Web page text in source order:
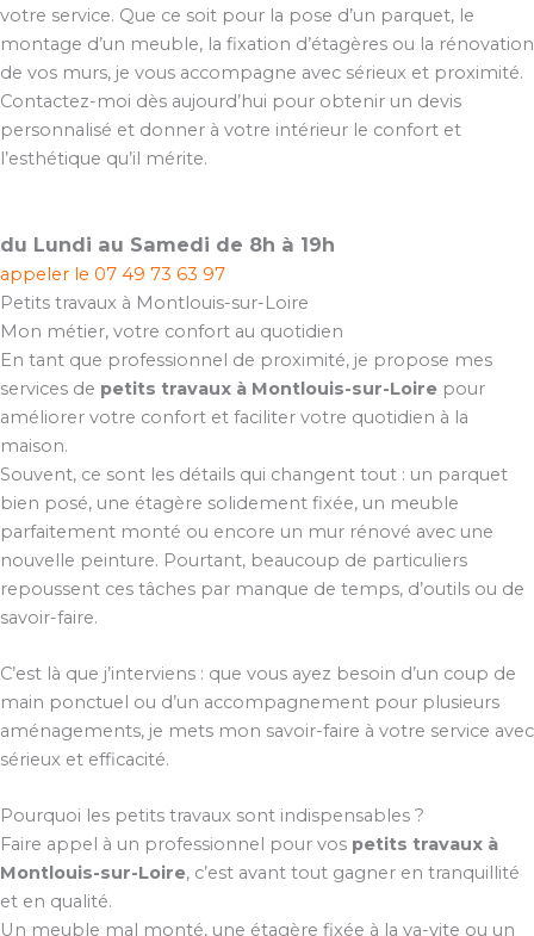
votre service. Que ce soit pour la pose d’un parquet, le
montage d’un meuble, la fixation d’étagères ou la rénovation
de vos murs, je vous accompagne avec sérieux et proximité.
Contactez-moi dès aujourd’hui pour obtenir un devis
personnalisé et donner à votre intérieur le confort et
l’esthétique qu’il mérite.
du Lundi au Samedi de 8h à 19h
appeler le 07 49 73 63 97
Petits travaux à Montlouis-sur-Loire
Mon métier, votre confort au quotidien
En tant que professionnel de proximité, je propose mes
services de petits travaux à Montlouis-sur-Loire pour
améliorer votre confort et faciliter votre quotidien à la
maison.
Souvent, ce sont les détails qui changent tout : un parquet
bien posé, une étagère solidement fixée, un meuble
parfaitement monté ou encore un mur rénové avec une
nouvelle peinture. Pourtant, beaucoup de particuliers
repoussent ces tâches par manque de temps, d’outils ou de
savoir-faire.
C’est là que j’interviens : que vous ayez besoin d’un coup de
main ponctuel ou d’un accompagnement pour plusieurs
aménagements, je mets mon savoir-faire à votre service avec
sérieux et efficacité.
Pourquoi les petits travaux sont indispensables ?
Faire appel à un professionnel pour vos petits travaux à
Montlouis-sur-Loire, c’est avant tout gagner en tranquillité
et en qualité.
Un meuble mal monté, une étagère fixée à la va-vite ou un